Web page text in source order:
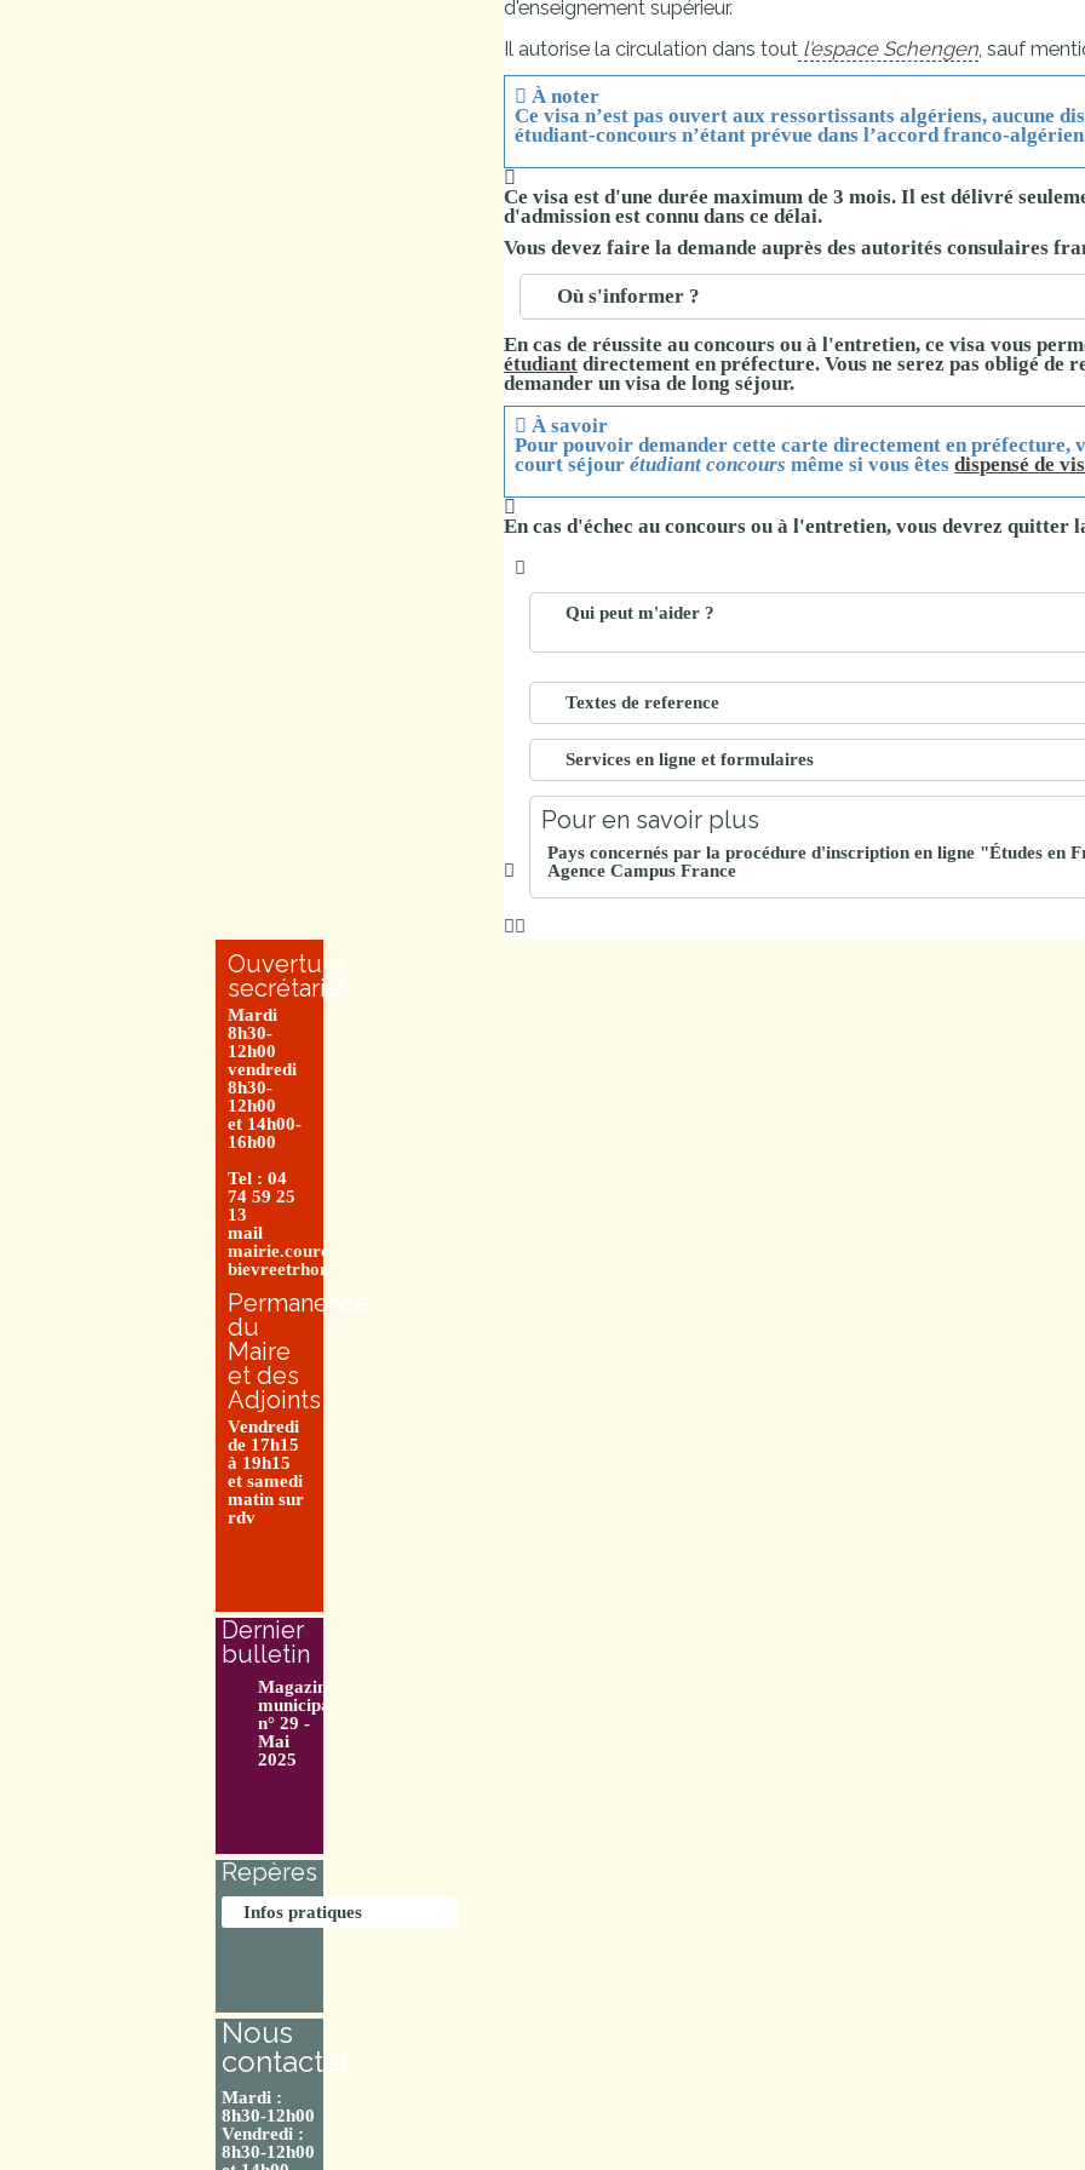
Établissements
scolaires
Cour et
Visiter,
et
s'amuser
d'enseignement supérieur.
Il autorise la circulation dans tout l'espace Schengen, sauf
À noter
Ce visa n’est pas ouvert aux ressortissants algériens, aucune
étudiant-concours n’étant prévue dans l’accord franco-
Ce visa est d'une durée maximum de 3 mois. Il est délivré
d'admission est connu dans ce délai.
Vous devez faire la demande auprès des autorités consulaires
Où s'informer ?
En cas de réussite au concours ou à l'entretien, ce visa vous
étudiant directement en préfecture. Vous ne serez pas obligé de
demander un visa de long séjour.
À savoir
Pour pouvoir demander cette carte directement en préfecture,
court séjourétudiant concours même si vous êtesdispensé de
En cas d'échec au concours ou à l'entretien, vous devrez quitter
Qui peut m'aider ?
Textes de reference
Services en ligne et formulaires
Pour en savoir plus
Pays concernés par la procédure d'inscription en ligne "Études en
Agence Campus France
Ouverture
secrétariat
Mardi
8h30-
12h00
vendredi
8h30-
12h00
et 14h00-
16h00
Tel : 04
74 59 25
13
mail
mairie.couretbuis@entre-
bievreetrhone.fr
Permanence
du
Maire
et des
Adjoints
Vendredi
de 17h15
à 19h15
et samedi
matin sur
rdv
Dernier
bulletin
Magazine
municipal
n° 29 -
Mai
2025
Repères
Infos pratiques
Nous
contacter
Mardi :
8h30-12h00
Vendredi :
8h30-12h00